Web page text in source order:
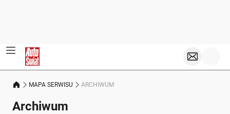
MAPA SERWISU ARCHIWUM
Archiwum